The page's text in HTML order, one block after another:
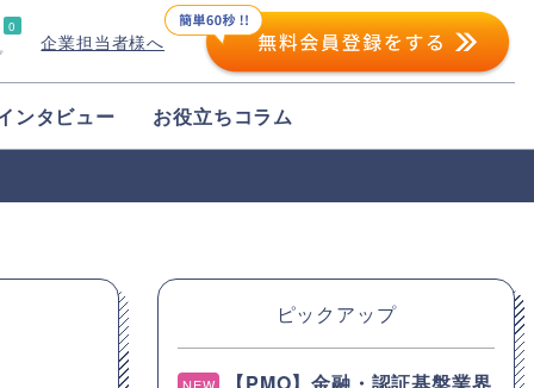
0
企業担当者様へ
ンタビュー お役立ちコラム
ピックアップ